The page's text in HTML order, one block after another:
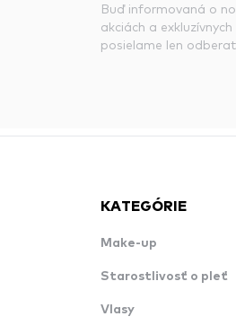
Buď informovaná o
akciách a
posielame len
KATEGÓRIE
Make-up
Starostlivosť o pleť
Vlasy